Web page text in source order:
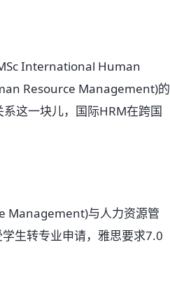
International Human
Resource Management)的
这一块儿，国际HRM在跨国
与人力资源管
生转专业申请，雅思要求7.0